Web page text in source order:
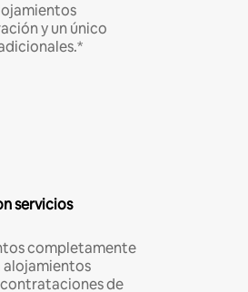
y un único
servicios
completamente
alojamientos
de